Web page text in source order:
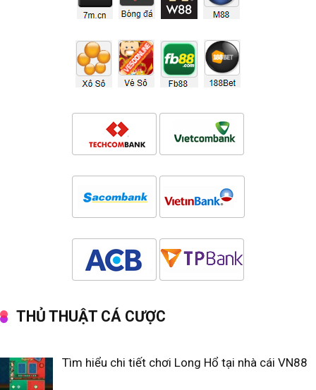
THỦ THUẬT CÁ CƯỢC
Tìm hiểu chi tiết chơi Long Hổ tại nhà cái VN88